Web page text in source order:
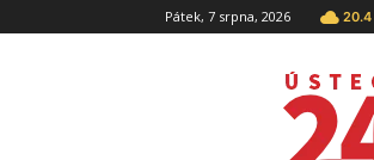
Pátek, 7 srpna, 2026 20.4